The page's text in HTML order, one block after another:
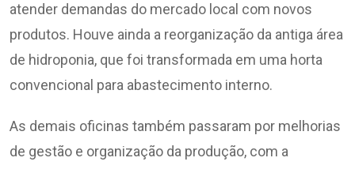
atender demandas do mercado local com novos
produtos. Houve ainda a reorganização da antiga área
de hidroponia, que foi transformada em uma horta
convencional para abastecimento interno.
As demais oficinas também passaram por melhorias
de gestão e organização da produção, com a